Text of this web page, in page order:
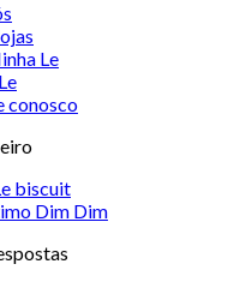
Le
conosco
biscuit
Dim Dim